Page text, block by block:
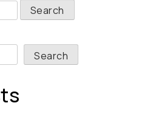
Search